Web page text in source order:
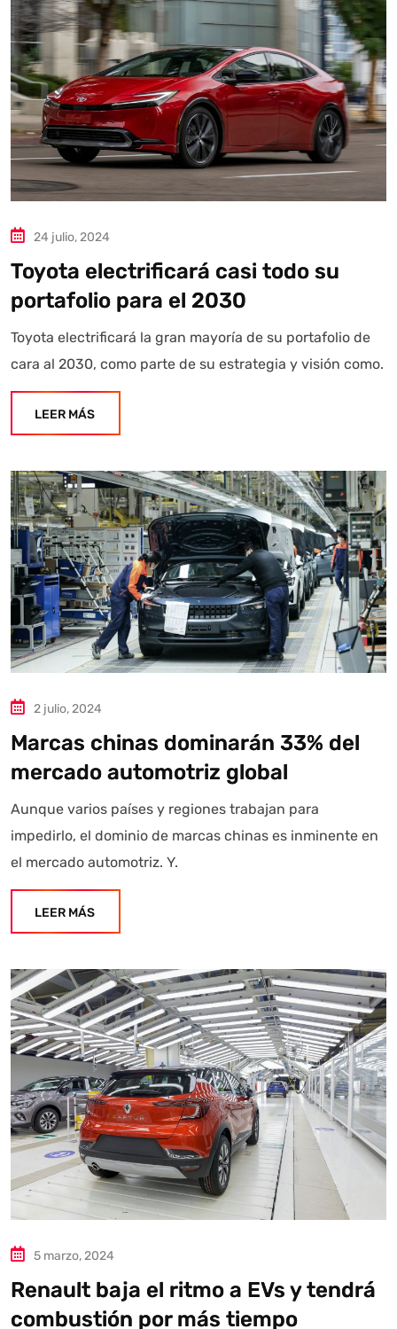
24 julio, 2024
Toyota electrificará casi todo su
portafolio para el 2030
Toyota electrificará la gran mayoría de su portafolio de
cara al 2030, como parte de su estrategia y visión como.
LEER MÁS
2 julio, 2024
Marcas chinas dominarán 33% del
mercado automotriz global
Aunque varios países y regiones trabajan para
impedirlo, el dominio de marcas chinas es inminente en
el mercado automotriz. Y.
LEER MÁS
5 marzo, 2024
Renault baja el ritmo a EVs y tendrá
combustión por más tiempo
Estoy aquí para encontrar lo que necesitas. ¿Qué estás
información referencial que puede contener errores.
Asistente con IA en desarrollo. Autoanalítica optimiza
diariamente su exactitud."